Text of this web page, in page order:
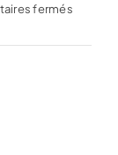
ferméssur
et